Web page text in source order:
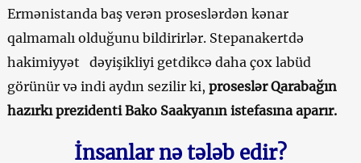
Ermənistanda baş verən proseslərdən kənar
qalmamalı olduğunu bildirirlər. Stepanakertdə
hakimiyyət dəyişikliyi getdikcə daha çox labüd
görünür və indi aydın sezilir ki, proseslər Qarabağın
hazırkı prezidenti Bako Saakyanın istefasına aparır.
İnsanlar nə tələb edir?